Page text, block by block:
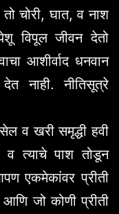
चोरी, घात, व नाश
विपूल जीवन देतो
आशीर्वाद धनवान
नाही. नीतिसूत्रे
व खरी समृद्धी हवी
व त्याचे पाश तोडून
एकमेकांवर प्रीती
जो कोणी प्रीती